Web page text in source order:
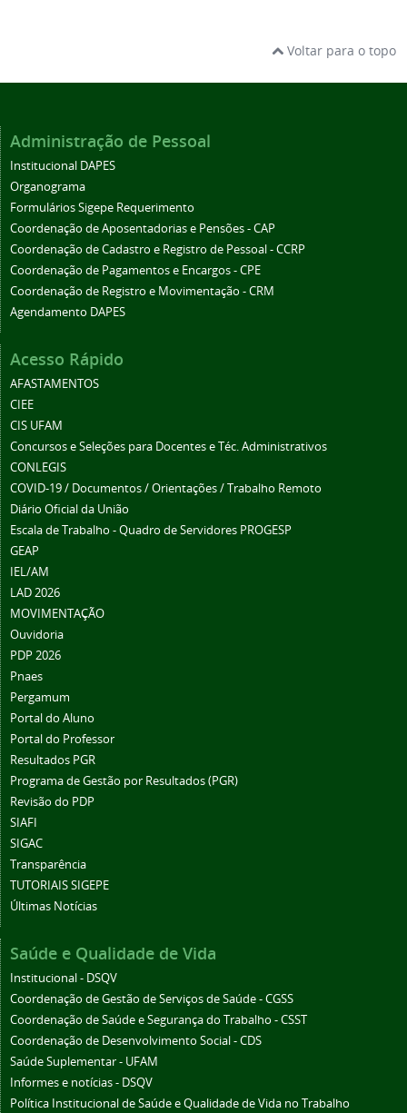
Voltar para o topo
Administração de Pessoal
Institucional DAPES
Organograma
Formulários Sigepe Requerimento
Coordenação de Aposentadorias e Pensões - CAP
Coordenação de Cadastro e Registro de Pessoal - CCRP
Coordenação de Pagamentos e Encargos - CPE
Coordenação de Registro e Movimentação - CRM
Agendamento DAPES
Acesso Rápido
AFASTAMENTOS
CIEE
CIS UFAM
Concursos e Seleções para Docentes e Téc. Administrativos
CONLEGIS
COVID-19 / Documentos / Orientações / Trabalho Remoto
Diário Oficial da União
Escala de Trabalho - Quadro de Servidores PROGESP
GEAP
IEL/AM
LAD 2026
MOVIMENTAÇÃO
Ouvidoria
PDP 2026
Pnaes
Pergamum
Portal do Aluno
Portal do Professor
Resultados PGR
Programa de Gestão por Resultados (PGR)
Revisão do PDP
SIAFI
SIGAC
Transparência
TUTORIAIS SIGEPE
Últimas Notícias
Saúde e Qualidade de Vida
Institucional - DSQV
Coordenação de Gestão de Serviços de Saúde - CGSS
Coordenação de Saúde e Segurança do Trabalho - CSST
Coordenação de Desenvolvimento Social - CDS
Saúde Suplementar - UFAM
Informes e notícias - DSQV
Política Institucional de Saúde e Qualidade de Vida no Trabalho